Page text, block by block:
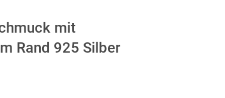
mit
Rand 925 Silber